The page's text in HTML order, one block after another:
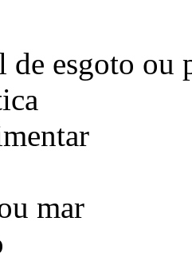
de esgoto ou
mar